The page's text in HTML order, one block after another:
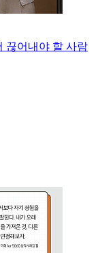
끊어내야 할 사람